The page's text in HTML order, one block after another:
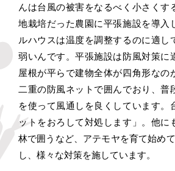
んは台風の被害をなるべく小さくす
地栽培だった農園に平張施設を導入
ルハウスは温度を調整するのに適し
弱いんです。平張施設は防風対策に
屋根が平らで建物全体が四角形なの
二重の防風ネットで囲んでおり、普
を使って風通しを良くしています。
ットをおろして対処します」。他に
林で囲うなど、アテモヤを育て始め
し、様々な対策を施しています。